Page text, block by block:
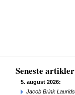
Seneste artikler
5. august 2026:
Jacob Brink